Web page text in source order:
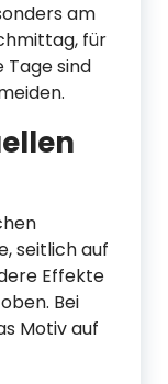
am
für
Tage sind
seitlich auf
Effekte
Bei
Motiv auf